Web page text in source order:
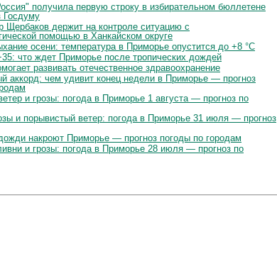
получила первую строку в избирательном бюллетене
Госдуму
Щербаков держит на контроле ситуацию с
помощью в Ханкайском округе
осени: температура в Приморье опустится до +8 °C
что ждет Приморье после тропических дождей
развивать отечественное здравоохранение
аккорд: чем удивит конец недели в Приморье — прогноз
и грозы: погода в Приморье 1 августа — прогноз по
и порывистый ветер: погода в Приморье 31 июля — прогноз
накроют Приморье — прогноз погоды по городам
и грозы: погода в Приморье 28 июля — прогноз по